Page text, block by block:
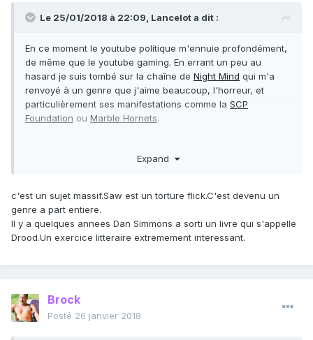
Le 25/01/2018 à 22:09, Lancelota dit :
En ce moment le youtube politique m'ennuie profondément,
de même que le youtube gaming. En errant un peu au
hasard je suis tombé sur la chaîne de Night Mind qui m'a
renvoyé à un genre que j'aime beaucoup, l'horreur, et
particulièrement ses manifestations comme la SCP
Foundation ou Marble Hornets.
pourquoi l'horreur a-t-elle trouvé un terrain si fertile sur
séries...) préférées ? Est-ce que vous aussi vous trouvez
complètement surréaliste qu'il y ait un "saw 6" et un "saw
7" ?
Expand
c'est un sujet massif.Saw est un torture flick.C'est devenu un
genre a part entiere.
Il y a quelques annees Dan Simmons a sorti un livre qui s'appelle
Drood.Un exercice litteraire extremement interessant.
Brock
Posté 26 janvier 2018